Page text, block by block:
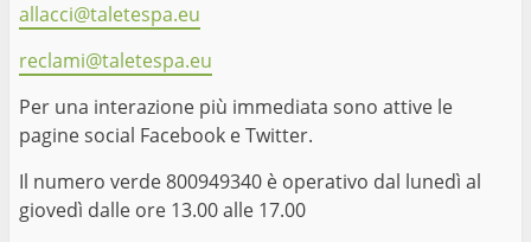
allacci@taletespa.eu
reclami@taletespa.eu
Per una interazione più immediata sono attive le
pagine social Facebook e Twitter.
Il numero verde 800949340 è operativo dal lunedì al
giovedì dalle ore 13.00 alle 17.00